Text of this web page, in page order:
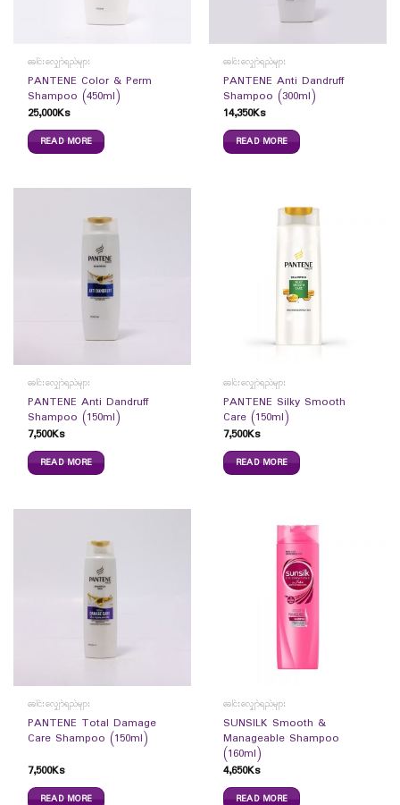
ခေါင်းလျှော်ရည်များ
PANTENE Color & Perm
Shampoo (450ml)
25,000Ks
READ MORE
ခေါင်းလျှော်ရည်များ
PANTENE Anti Dandruff
Shampoo (300ml)
14,350Ks
READ MORE
ခေါင်းလျှော်ရည်များ
PANTENE Anti Dandruff
Shampoo (150ml)
7,500Ks
READ MORE
ခေါင်းလျှော်ရည်များ
PANTENE Silky Smooth
Care (150ml)
7,500Ks
READ MORE
ခေါင်းလျှော်ရည်များ
PANTENE Total Damage
Care Shampoo (150ml)
7,500Ks
READ MORE
ခေါင်းလျှော်ရည်များ
SUNSILK Smooth &
Manageable Shampoo
(160ml)
4,650Ks
READ MORE